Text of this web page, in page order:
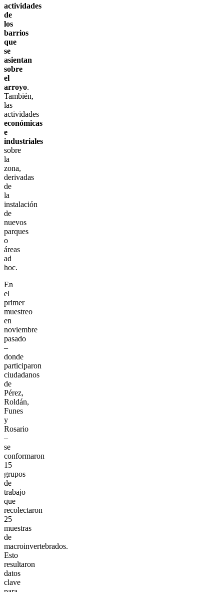
actividades
de
los
barrios
que
se
asientan
sobre
el
arroyo.
También,
las
actividades
económicas
e
industriales
sobre
la
zona,
derivadas
de
la
instalación
de
nuevos
parques
o
áreas
ad
hoc.
En
el
primer
muestreo
en
noviembre
pasado
–
donde
participaron
ciudadanos
de
Pérez,
Roldán,
Funes
y
Rosario
–
se
conformaron
15
grupos
de
trabajo
que
recolectaron
25
muestras
de
macroinvertebrados.
Esto
resultaron
datos
clave